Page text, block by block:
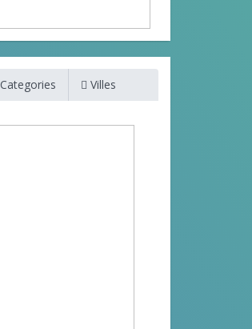
Categories Villes